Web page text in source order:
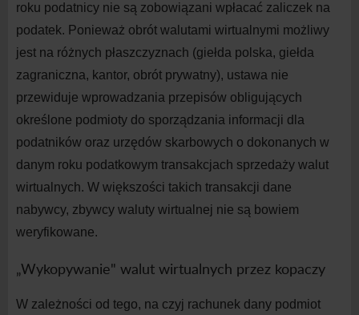
roku podatnicy nie są zobowiązani wpłacać zaliczek na
podatek. Ponieważ obrót walutami wirtualnymi możliwy
jest na różnych płaszczyznach (giełda polska, giełda
zagraniczna, kantor, obrót prywatny), ustawa nie
przewiduje wprowadzania przepisów obligujących
określone podmioty do sporządzania informacji dla
podatników oraz urzędów skarbowych o dokonanych w
danym roku podatkowym transakcjach sprzedaży walut
wirtualnych. W większości takich transakcji dane
nabywcy, zbywcy waluty wirtualnej nie są bowiem
weryfikowane.
„Wykopywanie" walut wirtualnych przez kopaczy
W zależności od tego, na czyj rachunek dany podmiot